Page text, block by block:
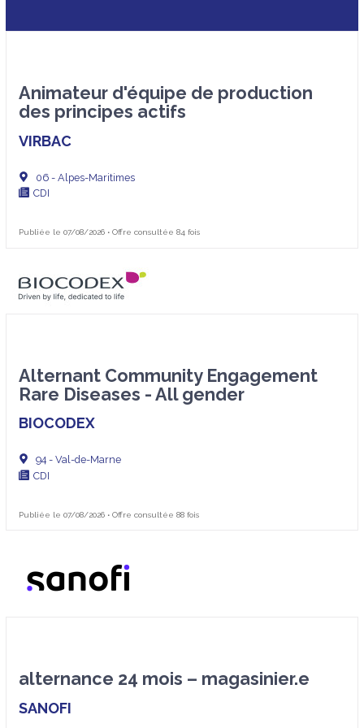
QEHS
Environnement / Hygiène / Sécurité
Animateur d'équipe de production
des principes actifs
VIRBAC
06 - Alpes-Maritimes
CDI
Publiée le 07/08/2026 • Offre consultée 84 fois
Alternant Community Engagement
Rare Diseases - All gender
BIOCODEX
94 - Val-de-Marne
CDI
Publiée le 07/08/2026 • Offre consultée 88 fois
alternance 24 mois – magasinier.e
SANOFI